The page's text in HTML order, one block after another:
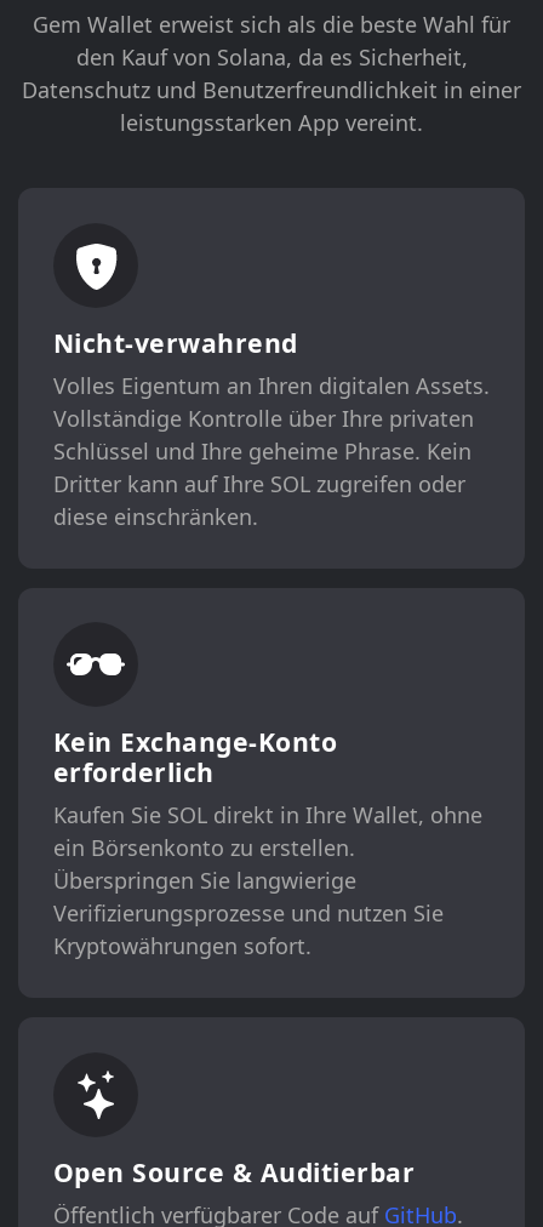
Gem Wallet erweist sich als die beste Wahl für
den Kauf von Solana, da es Sicherheit,
Datenschutz und Benutzerfreundlichkeit in einer
leistungsstarken App vereint.
Nicht-verwahrend
Volles Eigentum an Ihren digitalen Assets.
Vollständige Kontrolle über Ihre privaten
Schlüssel und Ihre geheime Phrase. Kein
Dritter kann auf Ihre SOL zugreifen oder
diese einschränken.
Kein Exchange-Konto
erforderlich
Kaufen Sie SOL direkt in Ihre Wallet, ohne
ein Börsenkonto zu erstellen.
Überspringen Sie langwierige
Verifizierungsprozesse und nutzen Sie
Kryptowährungen sofort.
Open Source & Auditierbar
Öffentlich verfügbarer Code auf GitHub.